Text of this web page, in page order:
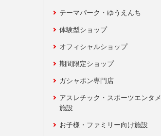
テーマパーク・ゆうえんち
体験型ショップ
オフィシャルショップ
期間限定ショップ
ガシャポン専門店
アスレチック・スポーツエンタメ
施設
お子様・ファミリー向け施設